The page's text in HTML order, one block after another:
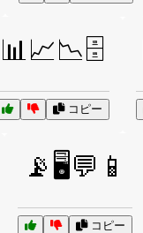
📊📈📉🗄️
コピー
📡🖥️💬📱
コピー